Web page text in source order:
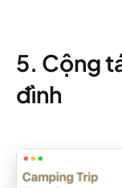
5. Cộng
đình